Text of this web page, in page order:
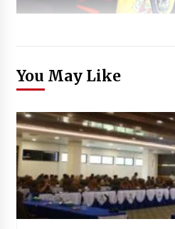
You May Like